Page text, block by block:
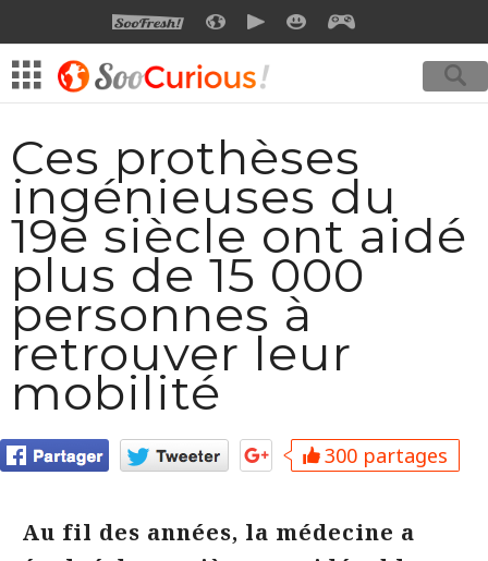
SOOFRESHSOOCURIOUSSOOMOTION
SOOSMILE
Ces prothèses
ingénieuses du
19e siècle ont aidé
plus de 15 000
personnes à
retrouver leur
mobilité
300 partages
Au fil des années, la médecine a